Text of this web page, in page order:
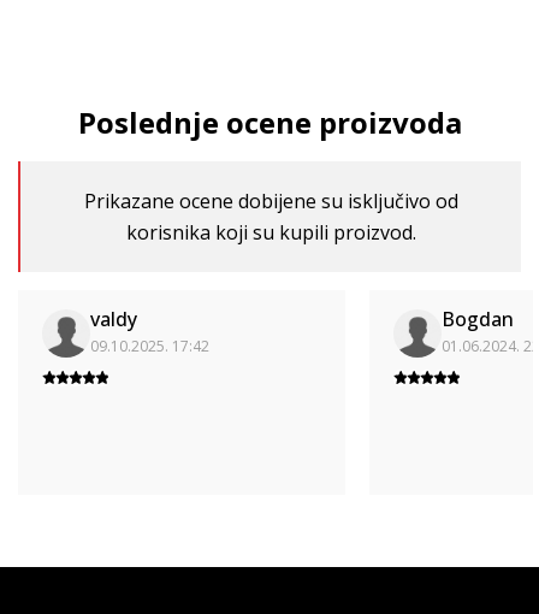
Poslednje ocene proizvoda
Prikazane ocene dobijene su isključivo od
korisnika koji su kupili proizvod.
valdy
09.10.2025. 17:42
Bogdan
01.06.2024.